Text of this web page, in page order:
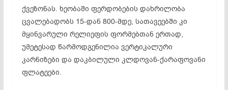
ქვეზონას. ხეობაში ფერდობების დახრილობა
ცვალებადობს 15-დან 800-მდე, სათავეებში კი
მყინვარული რელიეფის ფორმებთან ერთად,
უმეტესად წარმოდგენილია ვერტიკალური
კარნიზები და დაკბილული კლდოვან-ქარაფოვანი
ფლატეები.